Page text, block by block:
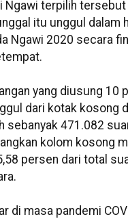
Ngawi terpilih
itu unggul dalam
Ngawi 2020 secara
yang diusung 10
dari kotak kosong
sebanyak 471.082
kolom kosong
persen dari total
di masa pandemi